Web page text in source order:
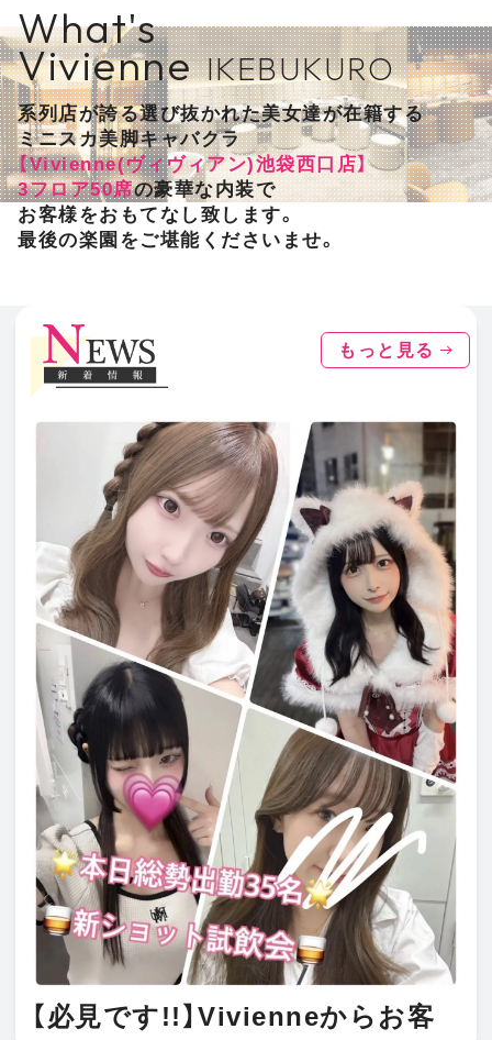
What's
VivienneIKEBUKURO
系列店が誇る選び抜かれた美女達が在籍する
ミニスカ美脚キャバクラ
【Vivienne(ヴィヴィアン)池袋西口店】
3フロア50席の豪華な内装で
お客様をおもてなし致します。
最後の楽園をご堪能くださいませ。
もっと見る
【必見です!!】Vivienneからお客